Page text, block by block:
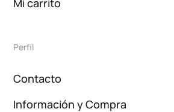
Perfil
Contacto
Información y Compra